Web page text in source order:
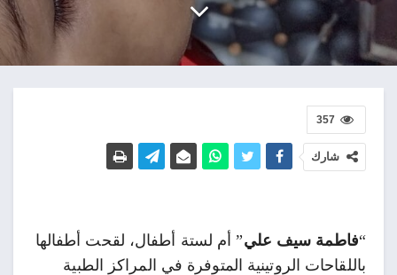
357
شارك
“فاطمة سيف علي” أم لستة أطفال، لقحت أطفالها
باللقاحات الروتينية المتوفرة في المراكز الطبية